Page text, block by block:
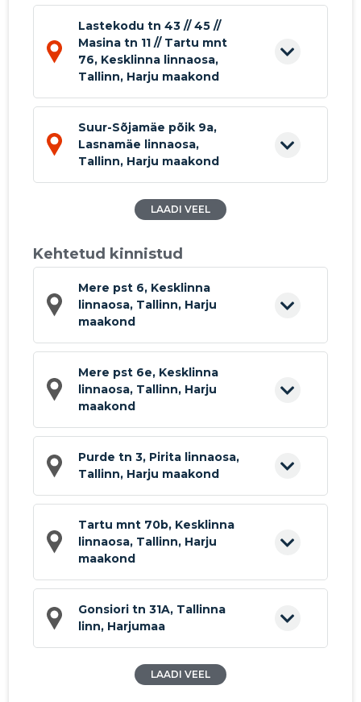
Lastekodu tn 43 // 45 //
Masina tn 11 // Tartu mnt
76, Kesklinna linnaosa,
Tallinn, Harju maakond
Suur-Sõjamäe põik 9a,
Lasnamäe linnaosa,
Tallinn, Harju maakond
LAADI VEEL
Kehtetud kinnistud
Mere pst 6, Kesklinna
linnaosa, Tallinn, Harju
maakond
Mere pst 6e, Kesklinna
linnaosa, Tallinn, Harju
maakond
Purde tn 3, Pirita linnaosa,
Tallinn, Harju maakond
Tartu mnt 70b, Kesklinna
linnaosa, Tallinn, Harju
maakond
Gonsiori tn 31A, Tallinna
linn, Harjumaa
LAADI VEEL